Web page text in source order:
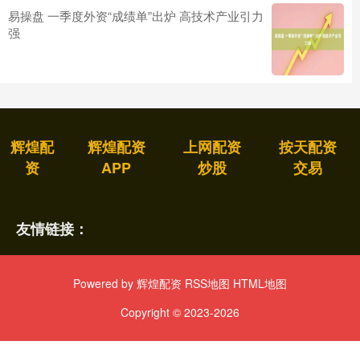
易操盘 一季度外资“成绩单”出炉 高技术产业引力
强
辉煌配
资
辉煌配资
APP
上网配资
炒股
按天配资
交易
友情链接：
Powered by 辉煌配资 RSS地图 HTML地图
Copyright © 2023-2026